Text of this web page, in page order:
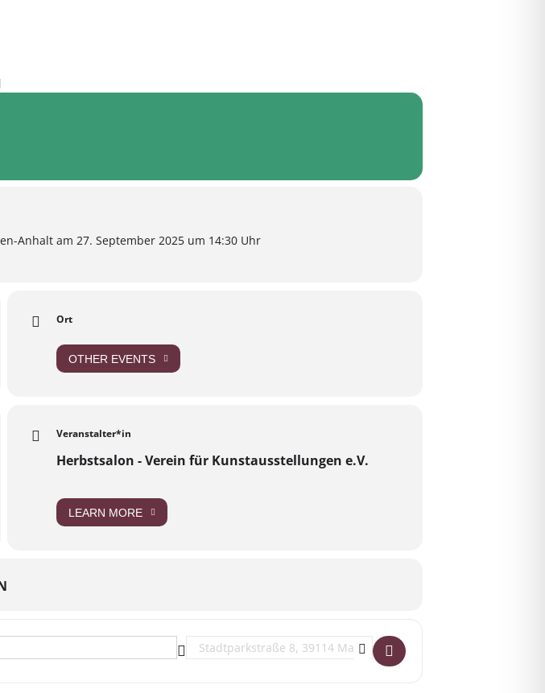
Anhalt am 27. September 2025 um 14:30 Uhr
Ort
OTHER EVENTS
Veranstalter*in
Herbstsalon - Verein für Kunstausstellungen e.V.
LEARN MORE
Destination Address - Vernissage zur Ausstellung []